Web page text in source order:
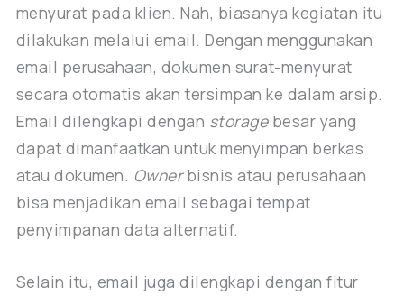
menyurat pada klien. Nah, biasanya kegiatan itu
dilakukan melalui email. Dengan menggunakan
email perusahaan, dokumen surat-menyurat
secara otomatis akan tersimpan ke dalam arsip.
Email dilengkapi dengan storagebesar yang
dapat dimanfaatkan untuk menyimpan berkas
atau dokumen. Ownerbisnis atau perusahaan
bisa menjadikan email sebagai tempat
penyimpanan data alternatif.
Selain itu, email juga dilengkapi dengan fitur